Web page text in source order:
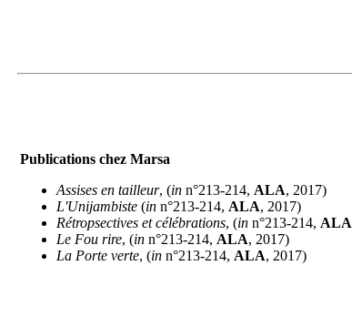
Publications chez Marsa
Assises en tailleur, (inn°213-214, ALA, 2017)
L'Unijambiste(inn°213-214, ALA, 2017)
Rétropsectives et célébrations, (inn°213-214, ALA
Le Fou rire, (inn°213-214, ALA, 2017)
La Porte verte, (inn°213-214, ALA, 2017)